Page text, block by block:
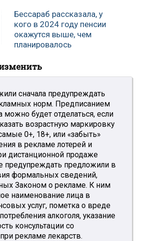
Бессараб рассказала, у
кого в 2024 году пенсии
окажутся выше, чем
планировалось
сначала предупреждать
норм. Предписанием
будет отделаться, если
возрастную маркировку
0+, 18+, или «забыть»
в рекламе лотерей и
дистанционной продаже
предупреждать предложили в
формальных сведений,
Законом о рекламе. К ним
наименование лица в
услуг, пометка о вреде
алкоголя, указание
консультации со
рекламе лекарств.